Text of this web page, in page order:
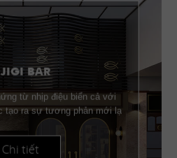
BAR
từ nhịp điệu biển cả với
tạo ra sự tương phản mới lạ
Chi tiết